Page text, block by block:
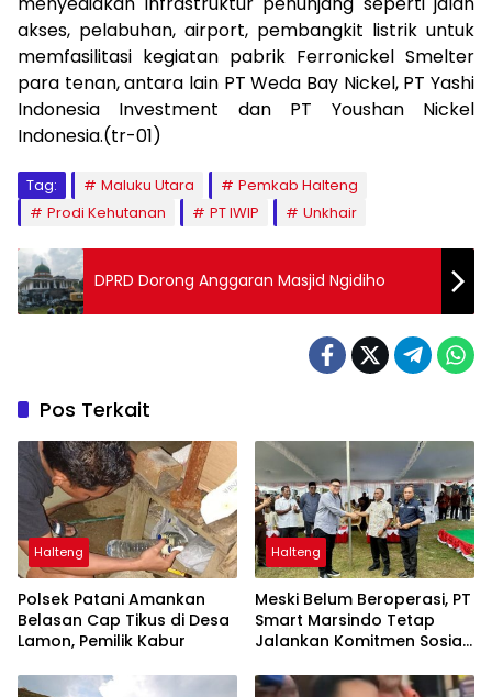
akses, pelabuhan, airport, pembangkit listrik untuk
memfasilitasi kegiatan pabrik Ferronickel Smelter
para tenan, antara lain PT Weda Bay Nickel, PT Yashi
Indonesia Investment dan PT Youshan Nickel
Indonesia.(tr-01)
Tag: Maluku Utara
Pemkab Halteng
Prodi Kehutanan
PT IWIP Unkhair
DPRD Dorong Anggaran Masjid Ngidiho
Pos Terkait
Halteng
Polsek Patani Amankan
Belasan Cap Tikus di Desa
Lamon, Pemilik Kabur
Halteng
Meski Belum Beroperasi, PT
Smart Marsindo Tetap
Jalankan Komitmen Sosial